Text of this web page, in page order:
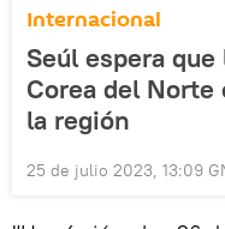
Internacional
Seúl espera
Corea del Norte
la región
25 de julio 2023, 13:09